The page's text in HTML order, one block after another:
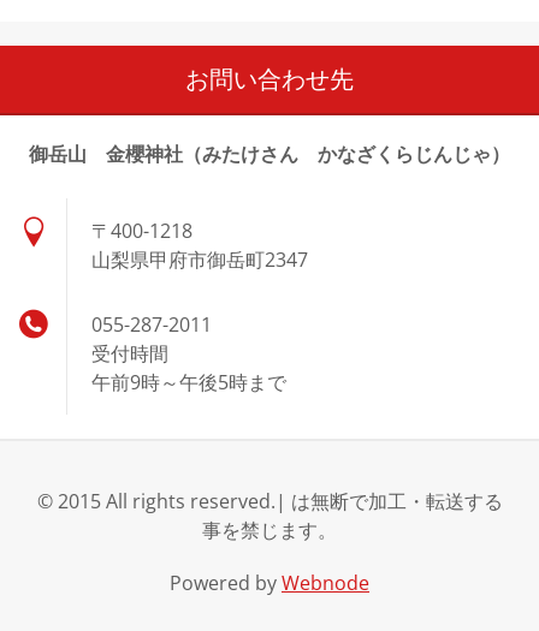
お問い合わせ先
御岳山 金櫻神社（みたけさん かなざくらじんじゃ）
〒400-1218
山梨県甲府市御岳町2347
055-287-2011
受付時間
午前9時～午後5時まで
© 2015 All rights reserved.| は無断で加工・転送する
事を禁じます。
Powered byWebnode